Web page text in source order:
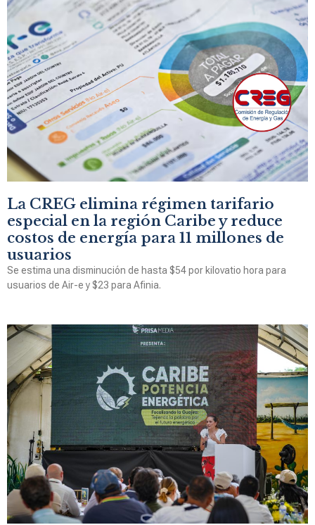
La CREG elimina régimen tarifario
especial en la región Caribe y reduce
costos de energía para 11 millones de
usuarios
Se estima una disminución de hasta $54 por kilovatio hora para
usuarios de Air-e y $23 para Afinia.